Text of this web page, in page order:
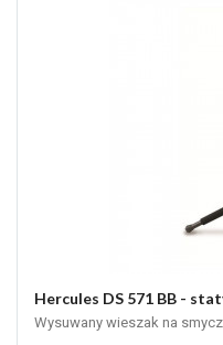
Hercules DS 571 BB -
Wysuwany wieszak na